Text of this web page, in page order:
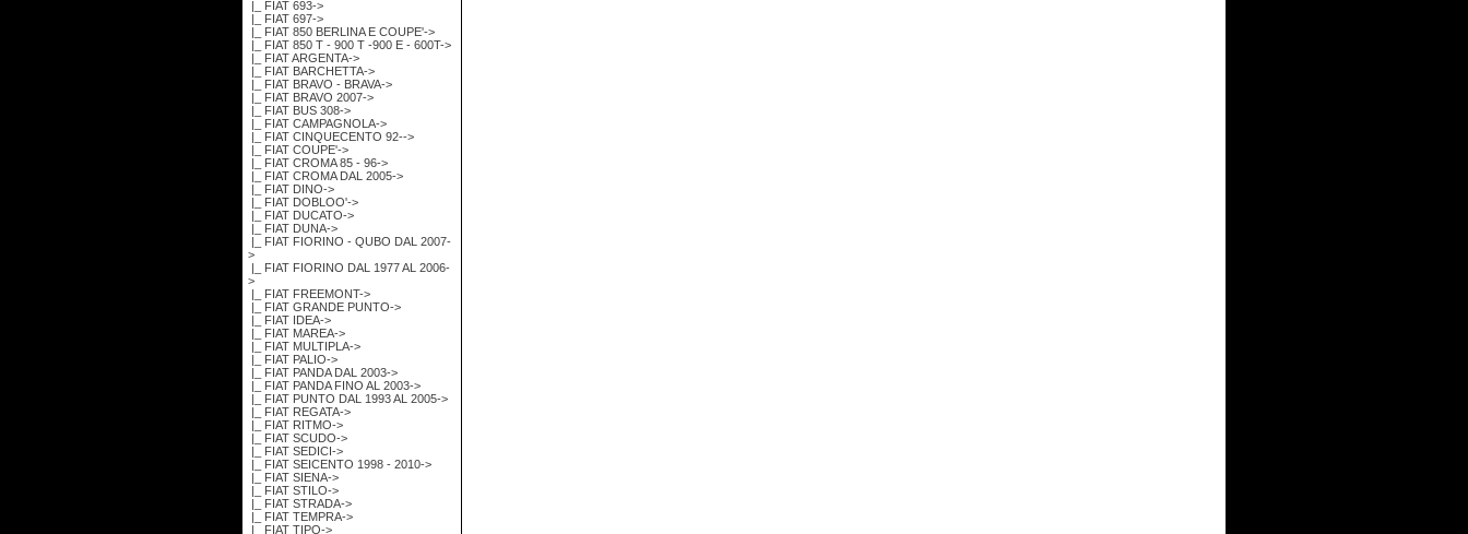
|_ FIAT 693->
|_ FIAT 697->
|_ FIAT 850 BERLINA E COUPE'->
|_ FIAT 850 T - 900 T -900 E - 600T->
|_ FIAT ARGENTA->
|_ FIAT BARCHETTA->
|_ FIAT BRAVO - BRAVA->
|_ FIAT BRAVO 2007->
|_ FIAT BUS 308->
|_ FIAT CAMPAGNOLA->
|_ FIAT CINQUECENTO 92-->
|_ FIAT COUPE'->
|_ FIAT CROMA 85 - 96->
|_ FIAT CROMA DAL 2005->
|_ FIAT DINO->
|_ FIAT DOBLOO'->
|_ FIAT DUCATO->
|_ FIAT DUNA->
|_ FIAT FIORINO - QUBO DAL 2007-
>
|_ FIAT FIORINO DAL 1977 AL 2006-
>
|_ FIAT FREEMONT->
|_ FIAT GRANDE PUNTO->
|_ FIAT IDEA->
|_ FIAT MAREA->
|_ FIAT MULTIPLA->
|_ FIAT PALIO->
|_ FIAT PANDA DAL 2003->
|_ FIAT PANDA FINO AL 2003->
|_ FIAT PUNTO DAL 1993 AL 2005->
|_ FIAT REGATA->
|_ FIAT RITMO->
|_ FIAT SCUDO->
|_ FIAT SEDICI->
|_ FIAT SEICENTO 1998 - 2010->
|_ FIAT SIENA->
|_ FIAT STILO->
|_ FIAT STRADA->
|_ FIAT TEMPRA->
|_ FIAT TIPO->